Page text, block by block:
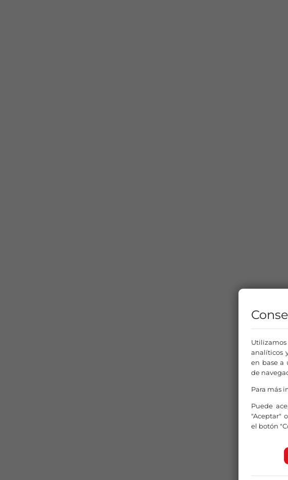
analíticos
en base a
de
Para más
Puede
"Aceptar"
el botón